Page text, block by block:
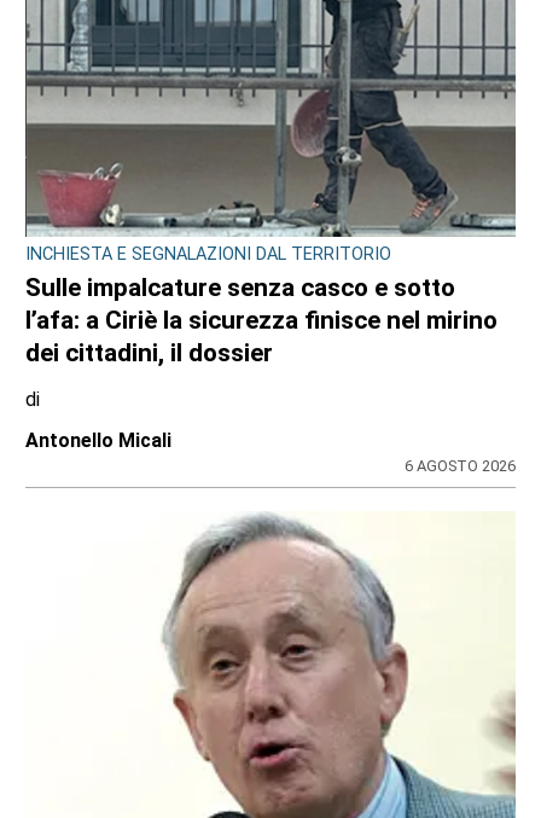
INCHIESTA E SEGNALAZIONI DAL TERRITORIO
Sulle impalcature senza casco e sotto
l’afa: a Ciriè la sicurezza finisce nel mirino
dei cittadini, il dossier
di
Antonello Micali
6 AGOSTO 2026